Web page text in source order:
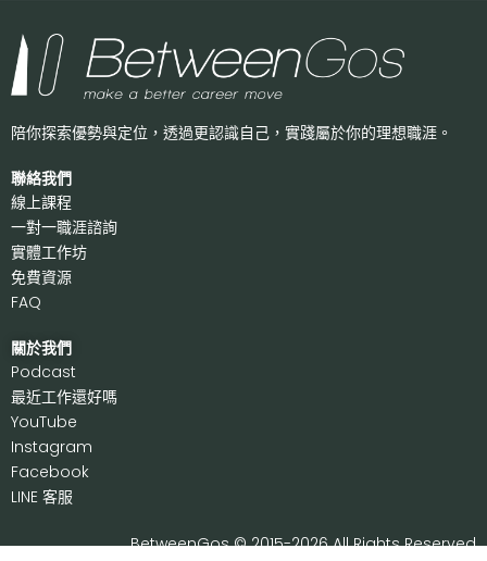
陪你探索優勢與定位，透過更認識自己， 實踐屬於你的理想職涯。
聯絡我們
線上課程
一對一職涯諮詢
實體工作坊
免費資源
FAQ
關於我們
Podcast
最近工作還好嗎
YouTube
Instagram
Facebook
LINE 客服
BetweenGos © 2015-2026 All Rights Reserved